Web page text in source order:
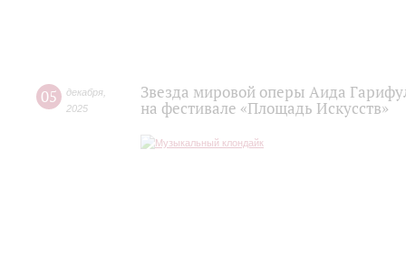
05 декабря
2025
Звезда мировой оперы Аида
на фестивале «Площадь Искусств»